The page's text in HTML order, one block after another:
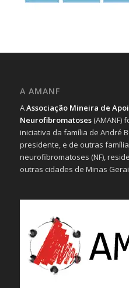
A AMANF
AAssociação Mineira de
Neurofibromatoses(AMANF)
iniciativa da família de André
presidente, e de outras
neurofibromatoses (NF),
outras cidades de Minas